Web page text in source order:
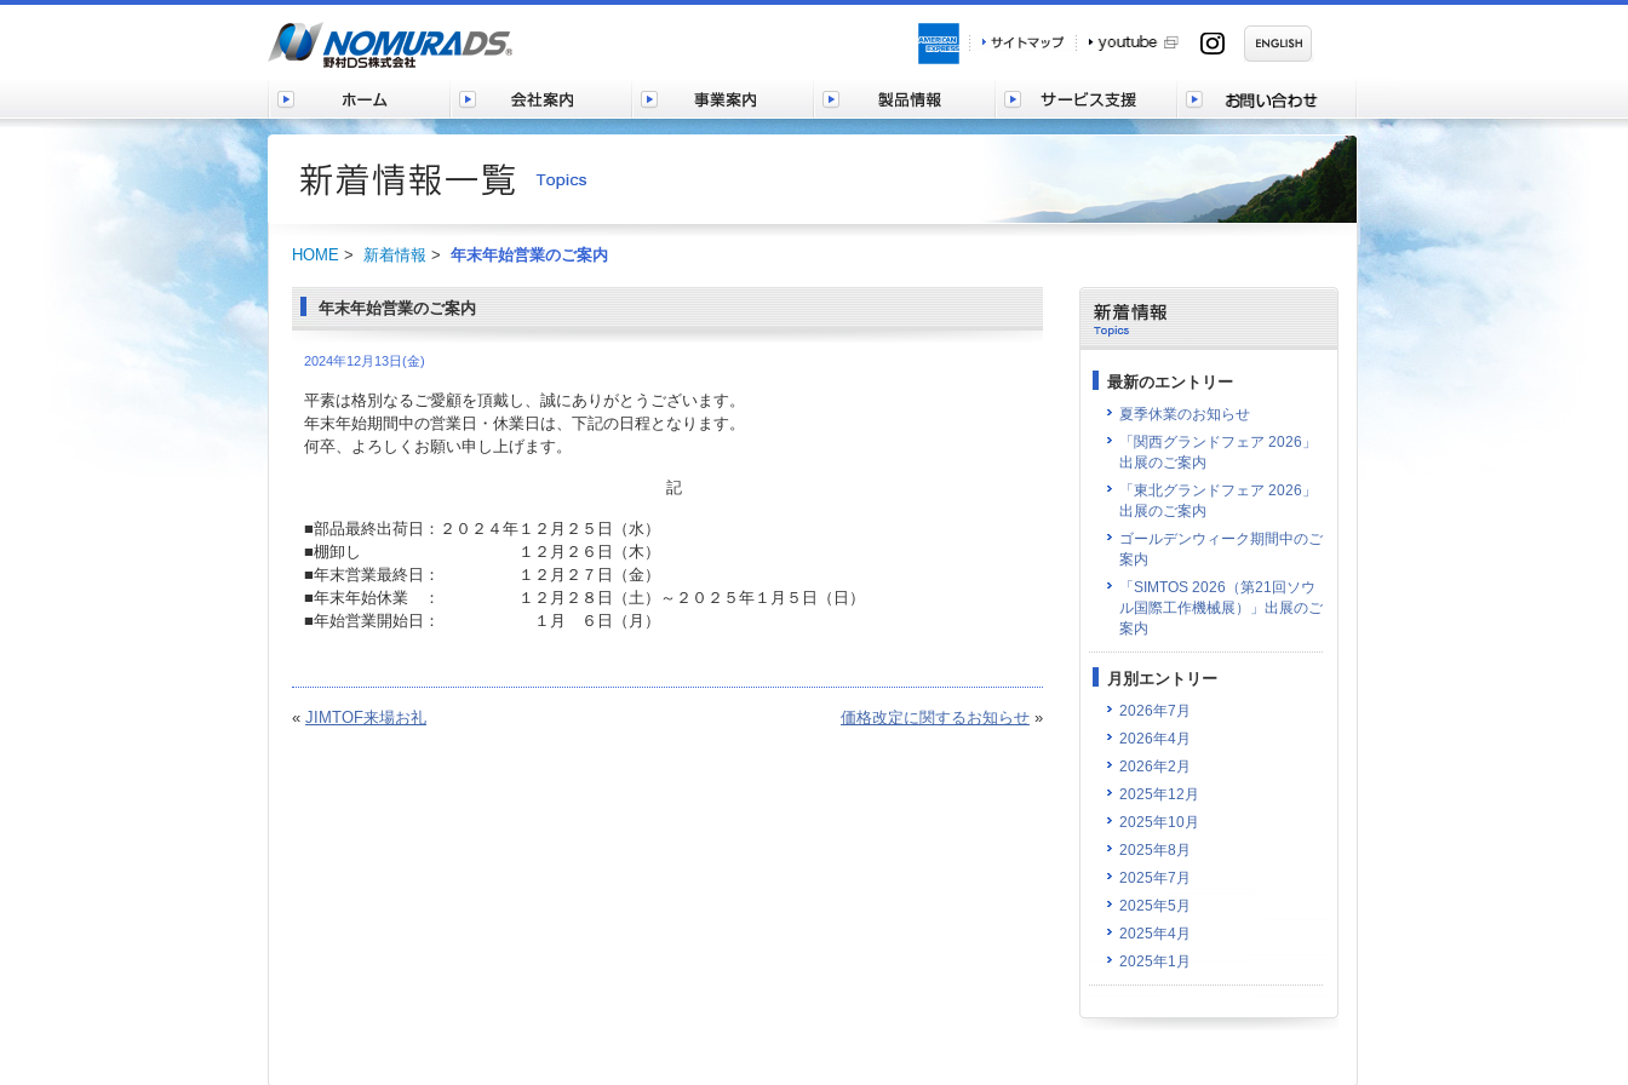
HOME > 新着情報 > 年末年始営業のご案内
年末年始営業のご案内
2024年12月13日(金)
平素は格別なるご愛顧を頂戴し、誠にありがとうございます。
年末年始期間中の営業日・休業日は、下記の日程となります。
何卒、よろしくお願い申し上げます。
記
■部品最終出荷日：２０２４年１２月２５日（水）
■棚卸し １２月２６日（木）
■年末営業最終日： １２月２７日（金）
■年末年始休業 ： １２月２８日（土）～２０２５年１月５日（日）
■年始営業開始日： １月 ６日（月）
« JIMTOF来場お礼 価格改定に関するお知らせ »
最新のエントリー
夏季休業のお知らせ
「関西グランドフェア 2026」
出展のご案内
「東北グランドフェア 2026」
出展のご案内
ゴールデンウィーク期間中のご
案内
「SIMTOS 2026（第21回ソウ
ル国際工作機械展）」出展のご
案内
月別エントリー
2026年7月
2026年4月
2026年2月
2025年12月
2025年10月
2025年8月
2025年7月
2025年5月
2025年4月
2025年1月